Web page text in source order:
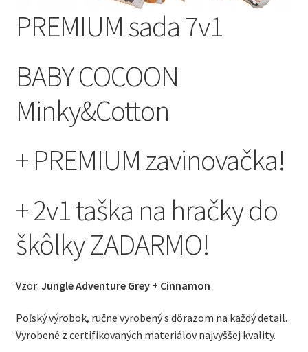
PREMIUM sada 7v1
BABY COCOON
Minky&Cotton
+ PREMIUM zavinovačka!
+ 2v1 taška na hračky do
škôlky ZADARMO!
Vzor: Jungle Adventure Grey + Cinnamon
Poľský výrobok, ručne vyrobený s dôrazom na každý detail.
Vyrobené z certifikovaných materiálov najvyššej kvality.